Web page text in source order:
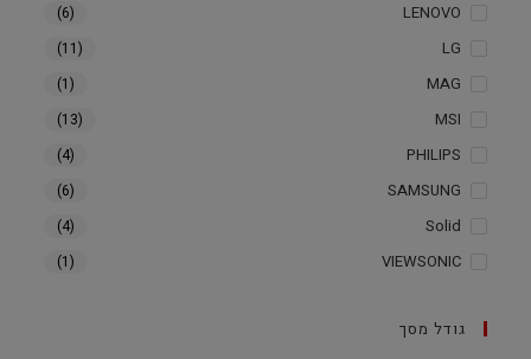
LENOVO
(6)
LG
(11)
MAG
(1)
MSI
(13)
PHILIPS
(4)
SAMSUNG
(6)
Solid
(4)
VIEWSONIC
(1)
גודל מסך